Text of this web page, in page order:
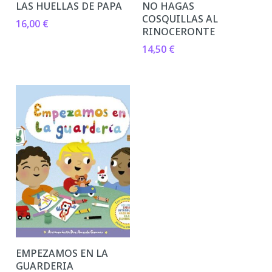
LAS HUELLAS DE PAPA
16,00 €
NO HAGAS
COSQUILLAS AL
RINOCERONTE
14,50 €
EMPEZAMOS EN LA
GUARDERIA